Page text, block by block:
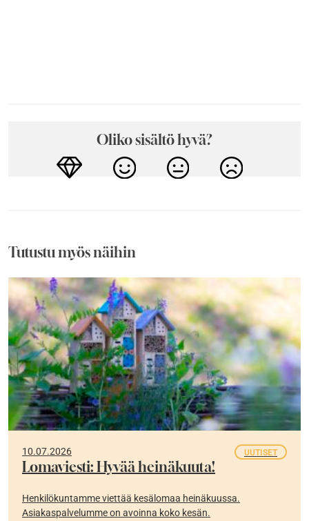
Oliko sisältö hyvä?
Tutustu myös näihin
10.07.2026 UUTISET
Lomaviesti: Hyvää heinäkuuta!
Henkilökuntamme viettää kesälomaa heinäkuussa.
Asiakaspalvelumme on avoinna koko kesän.